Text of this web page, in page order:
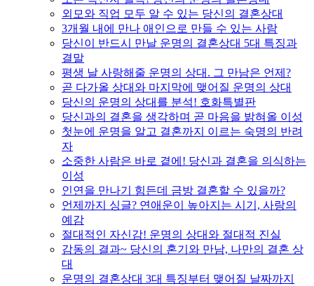
외모와 직업 모두 알 수 있는 당신의 결혼상대
3개월 내에 만나 애인으로 만들 수 있는 사람
당신이 반드시 만날 운명의 결혼상대 5대 특징과
결말
평생 날 사랑해줄 운명의 상대. 그 만남은 언제?
곧 다가올 상대와 마지막에 맺어질 운명의 상대
당신의 운명의 상대를 분석! 호화특별판
당신과의 결혼을 생각하며 곧 마음을 밝혀올 이성
첫눈에 운명을 알고 결혼까지 이르는 숙명의 반려
자
소중한 사람은 바로 곁에! 당신과 결혼을 의식하는
이성
인연을 만나기 힘든데 금방 결혼할 수 있을까?
언제까지 싱글? 연애운이 높아지는 시기, 사랑의
예감
절대적인 자신감! 운명의 상대와 절대적 진실
감동의 결과~ 당신의 혼기와 만남, 나만의 결혼 상
대
운명의 결혼상대 3대 특징부터 맺어질 날짜까지